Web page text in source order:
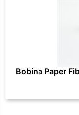
Bobina Paper